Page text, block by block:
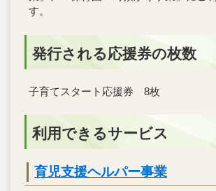
す。
発行される応援券の枚数
子育てスタート応援券 8枚
利用できるサービス
育児支援ヘルパー事業